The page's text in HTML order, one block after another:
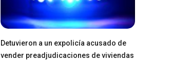
Detuvieron a un expolicía acusado de
vender preadjudicaciones de viviendas